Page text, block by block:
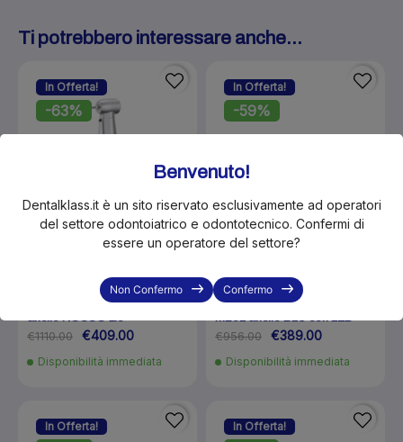
Ti potrebbero interessare anche...
In Offerta!
-63%
Contrangolo Eco Line LED
anello ROSSO 1:5
€1110.00 €409.00
Disponibilità immediata
In Offerta!
-59%
KLS-NSKC1024001
NSK Contrangolo S-Max
M25L anello BLU con LED
€956.00 €389.00
Disponibilità immediata
In Offerta! In Offerta!
Benvenuto!
Dentalklass.it è un sito riservato esclusivamente ad operatori
del settore odontoiatrico e odontotecnico. Confermi di
essere un operatore del settore?
Non Confermo Confermo